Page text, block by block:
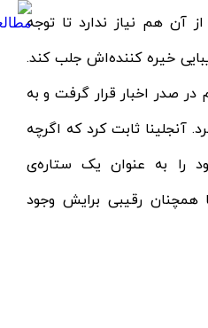
آن هم نیاز ندارد تا توجه
خیره کننده‌اش جلب کند.
در صدر اخبار قرار گرفت و به
آنجلینا ثابت کرد که اگرچه
را به عنوان یک ستاره‌ی
همچنان رقیبی برایش وجود